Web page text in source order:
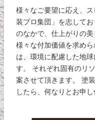
様々なご要望に応え、
装プロ集団」を志して
のなかで、仕上がりの
様々な付加価値を求め
は、環境に配慮した地
す。 それぞれ固有のリ
案させて頂きます。 塗
したら、何なりとお申し